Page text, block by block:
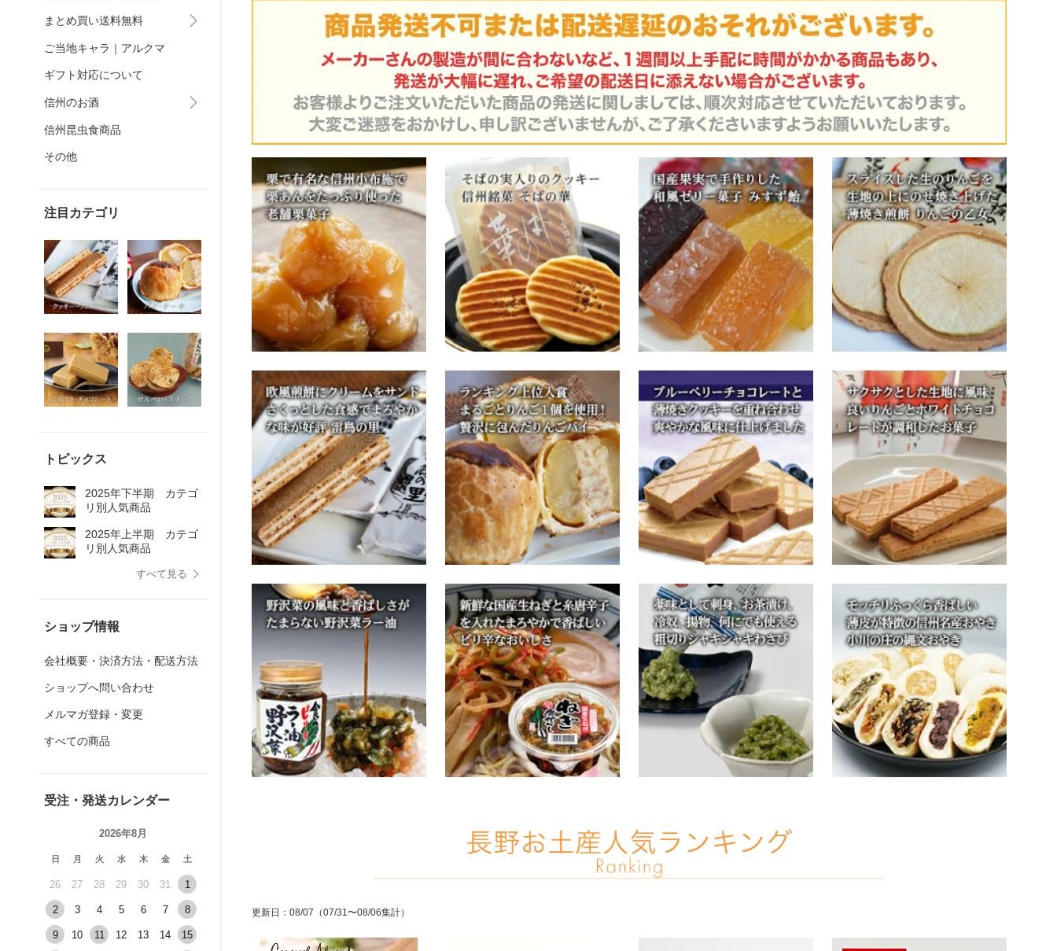
まとめ買い送料無料
ご当地キャラ｜アルクマ
ギフト対応について
信州のお酒
信州昆虫食商品
その他
注目カテゴリ
トピックス
2025年下半期 カテゴ
リ別人気商品
2025年上半期 カテゴ
リ別人気商品
すべて見る
ショップ情報
会社概要・決済方法・配送方法
ショップへ問い合わせ
メルマガ登録・変更
すべての商品
受注・発送カレンダー
2026年8月
日 月 火 水 木 金 土
26 27 28 29 30 31 1
2 3 4 5 6 7 8
9 10 11 12 13 14 15
更新日 ： 08/07 （07/31〜08/06集計）